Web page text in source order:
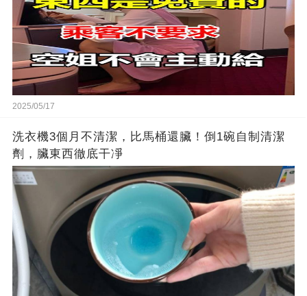
2025/05/17
洗衣機3個月不清潔，比馬桶還臟！倒1碗自制清潔
劑，臟東西徹底干凈